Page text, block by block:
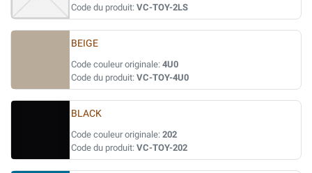
Code du produit: VC-TOY-2LS
BEIGE
Code couleur originale: 4U0
Code du produit: VC-TOY-4U0
BLACK
Code couleur originale: 202
Code du produit: VC-TOY-202